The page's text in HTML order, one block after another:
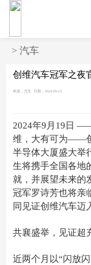
> 汽车
创维汽车冠军之夜
来源：汽车 日期：2024-09-19
2024年9月19日
维，大有可为——
半导体大厦盛大举
生将携手全国各地
就，并展望未来的
冠军罗诗芳也将亲
同见证创维汽车迈
共襄盛举，见证超
近两个月以“闪放